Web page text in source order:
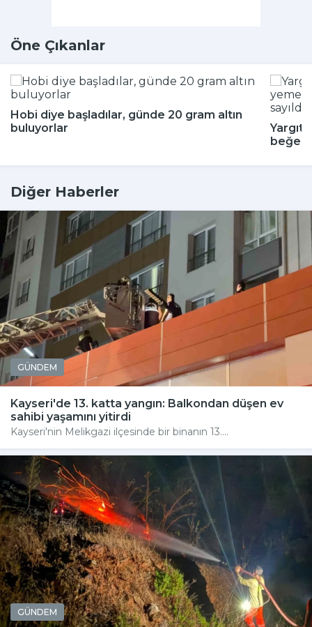
Öne Çıkanlar
Hobi diye başladılar, günde 20 gram altın
buluyorlar
Diğer Haberler
GÜNDEM
Kayseri'de 13. katta yangın: Balkondan düşen ev
sahibi yaşamını yitirdi
Kayseri'nin Melikgazi ilçesinde bir binanın 13....
GÜNDEM